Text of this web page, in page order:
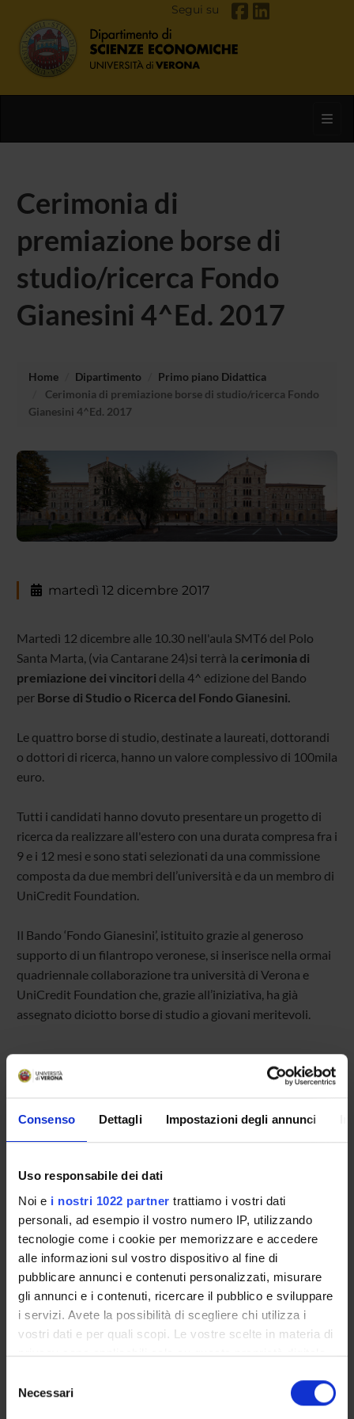
Consenso Dettagli Impostazioni degli annunci
Uso responsabile dei dati
Noi e i nostri 1022 partner trattiamo i vostri dati
personali, ad esempio il vostro numero IP, utilizzando
tecnologie come i cookie per memorizzare e accedere
alle informazioni sul vostro dispositivo al fine di
pubblicare annunci e contenuti personalizzati, misurare
gli annunci e i contenuti, ricercare il pubblico e sviluppare
i servizi. Avete la possibilità di scegliere chi utilizza i
vostri dati e per quali scopi. Le vostre scelte in materia di
privacy sono applicabili solo su questa proprietà digitale
modificare o revocare il proprio consenso in qualsiasi
momento dalla Dichiarazione sui cookie o facendo clic
delNecessari
Segui su
Cerimonia di
premiazione borse di
studio/ricerca Fondo
Gianesini 4^Ed. 2017
Home Dipartimento
Primo piano Didattica
Cerimonia di premiazione borse di studio/ricerca Fondo
Gianesini 4^Ed. 2017
martedì 12 dicembre 2017
Martedì 12 dicembre alle 10.30 nell'aula SMT6 del Polo
Santa Marta, (via Cantarane 24)si terrà la cerimonia di
premiazione dei vincitori della 4^ edizione del Bando
per Borse di Studio o Ricerca del Fondo Gianesini.
Le quattro borse di studio, destinate a laureati, dottorandi
o dottori di ricerca, hanno un valore complessivo di 100mila
euro.
Tutti i candidati hanno dovuto presentare un progetto di
ricerca da realizzare all'estero con una durata compresa fra i
9 e i 12 mesi e sono stati selezionati da una commissione
composta da due membri dell’università e da un membro di
UniCredit Foundation.
Il Bando ‘Fondo Gianesini’, istituito grazie al generoso
supporto di un filantropo veronese, si inserisce nella ormai
quadriennale collaborazione tra università di Verona e
UniCredit Foundation che, grazie all’iniziativa, ha già
assegnato diciotto borse di studio a giovani meritevoli.
Referente
Diego Lubian
Dipartimento
Scienze Economiche
ORGANIZZAZIONE
GOVERNANCE
COMMISSIONI
UFFICI E STRUTTURE DI SERVIZIO